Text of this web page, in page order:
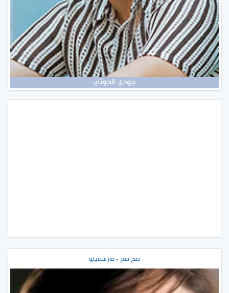
جودي الحوتي
صح صح - مارشميلو